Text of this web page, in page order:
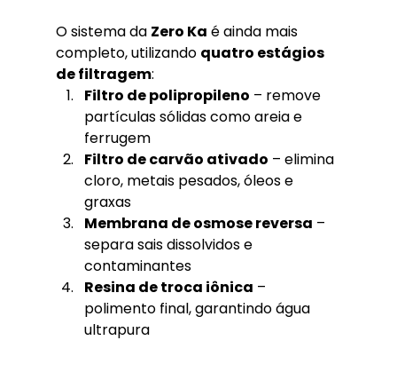
O sistema da Zero Ka é ainda mais
completo, utilizando quatro estágios
de filtragem:
Filtro de polipropileno – remove
partículas sólidas como areia e
ferrugem
Filtro de carvão ativado – elimina
cloro, metais pesados, óleos e
graxas
Membrana de osmose reversa –
separa sais dissolvidos e
contaminantes
Resina de troca iônica –
polimento final, garantindo água
ultrapura